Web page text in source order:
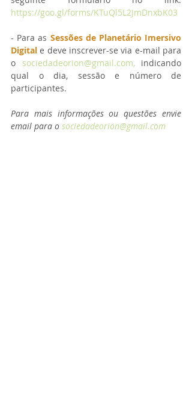
https://goo.gl/forms/KTuQl5L2JmDnxbK03
- Para as Sessões de Planetário Imersivo
Digital e deve inscrever-se via e-mail para
o sociedadeorion@gmail.com, indicando
qual o dia, sessão e número de
participantes.
Para mais informações ou questões envie
email para o sociedadeorion@gmail.com